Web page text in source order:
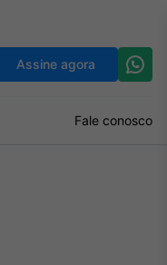
Assine agora
Fale conosco